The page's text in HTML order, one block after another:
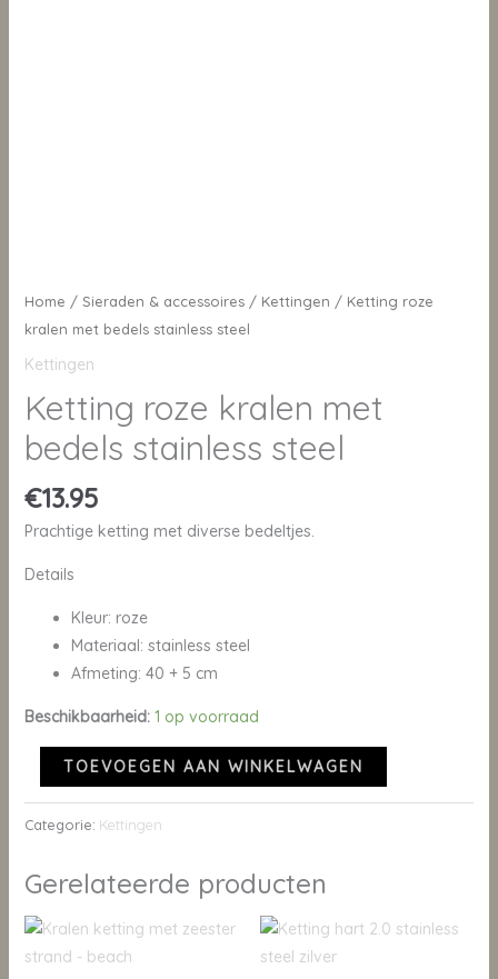
Home / Sieraden & accessoires/ Kettingen / Ketting roze
kralen met bedels stainless steel
Kettingen
Ketting roze kralen met
bedels stainless steel
€13.95
Prachtige ketting met diverse bedeltjes.
Details
Kleur: roze
Materiaal: stainless steel
Afmeting: 40 + 5 cm
Beschikbaarheid: 1 op voorraad
TOEVOEGEN AAN WINKELWAGEN
Categorie: Kettingen
Gerelateerde producten